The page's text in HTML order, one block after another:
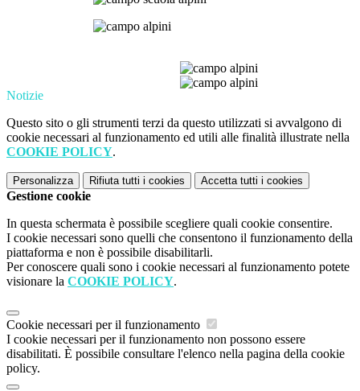
Notizie
Questo sito o gli strumenti terzi da questo utilizzati si avvalgono di
cookie necessari al funzionamento ed utili alle finalità illustrate nella
COOKIE POLICY.
Personalizza Rifiuta tutti i cookies Accetta tutti i cookies
Gestione cookie
In questa schermata è possibile scegliere quali cookie consentire.
I cookie necessari sono quelli che consentono il funzionamento della
piattaforma e non è possibile disabilitarli.
Per conoscere quali sono i cookie necessari al funzionamento potete
visionare la COOKIE POLICY.
Cookie necessari per il funzionamento
I cookie necessari per il funzionamento non possono essere
disabilitati. È possibile consultare l'elenco nella pagina della cookie
policy.